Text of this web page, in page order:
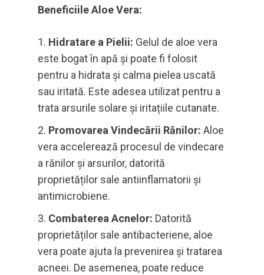
Beneficiile Aloe Vera:
Hidratare a Pielii: Gelul de aloe vera
este bogat în apă și poate fi folosit
pentru a hidrata și calma pielea uscată
sau iritată. Este adesea utilizat pentru a
trata arsurile solare și iritațiile cutanate.
Promovarea Vindecării Rănilor: Aloe
vera accelerează procesul de vindecare
a rănilor și arsurilor, datorită
proprietăților sale antiinflamatorii și
antimicrobiene.
Combaterea Acnelor: Datorită
proprietăților sale antibacteriene, aloe
vera poate ajuta la prevenirea și tratarea
acneei. De asemenea, poate reduce